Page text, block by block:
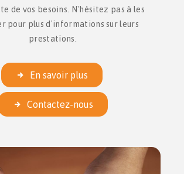
de vos besoins. N'hésitez pas à les
pour plus d'informations sur leurs
prestations.
En savoir plus
Contactez-nous